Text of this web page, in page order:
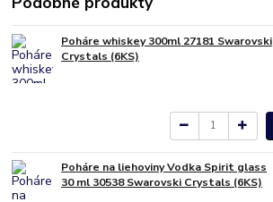
Poháre whiskey 300ml 27181 Swarovski
Crystals (6KS)
Poháre na liehoviny Vodka Spirit glass
30 ml 30538 Swarovski Crystals (6KS)